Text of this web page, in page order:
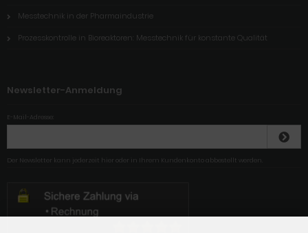
Messtechnik in der Pharmaindustrie
Prozesskontrolle in Bioreaktoren: Messtechnik für konstante Qualität
Newsletter-Anmeldung
E-Mail-Adresse:
Der Newsletter kann jederzeit hier oder in Ihrem Kundenkonto abbestellt werden.